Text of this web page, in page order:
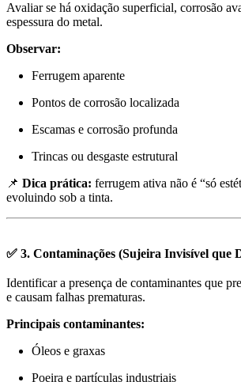
Avaliar se há oxidação superficial, corrosão
espessura do metal.
Observar:
Ferrugem aparente
Pontos de corrosão localizada
Escamas e corrosão profunda
Trincas ou desgaste estrutural
📌 Dica prática: ferrugem ativa não é “só
evoluindo sob a tinta.
✅ 3. Contaminações (Sujeira Invisível que
Identificar a presença de contaminantes que
e causam falhas prematuras.
Principais contaminantes:
Óleos e graxas
Poeira e partículas industriais